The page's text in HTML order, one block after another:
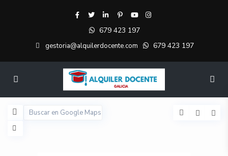
679 423 197
gestoria@alquilerdocente.com 679 423 197